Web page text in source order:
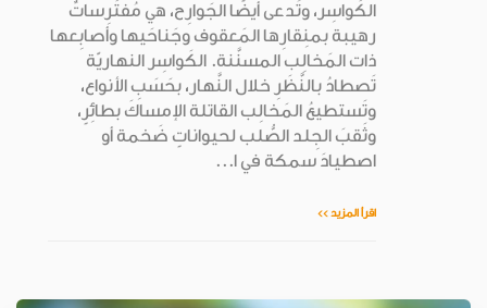
الكَواسِر، وتُدعى أيضًا الجَوارِح، هي مُفتَرِساتٌ
رهيبة بمنِقارِها المَعقوف وجَناحَيها وأصابِعها
ذات المَخالِب المسنَّنة. الكَواسِر النهاريّة
تَصطادُ بالنَّظَرِ خلال النَّهار، بحَسَبِ الأنواع،
وتَستطيعُ المَخالِب القاتلة الإمساكَ بطائِرٍ،
وثَقبَ الجِلد الصُّلب لحيواناتٍ ضَخمة أو
اصطيادَ سمكة في ا...
اقرأ المزيد >>